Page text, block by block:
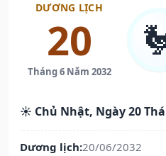
DƯƠNG LỊCH
20
Tháng 6 Năm 2032
☀️ Chủ Nhật, Ngày 20
Dương lịch:20/06/2032